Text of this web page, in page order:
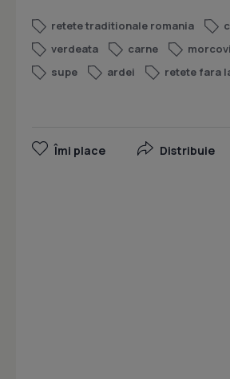
retete traditionale romania
verdeata
carne morcovi
supe
ardei retete fara
Îmi place Distribuie